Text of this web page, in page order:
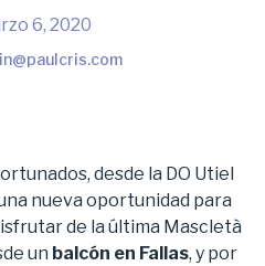
6, 2020
desde la DO Utiel
nueva oportunidad para
de la última Mascletà
un balcón en Fallas, y por